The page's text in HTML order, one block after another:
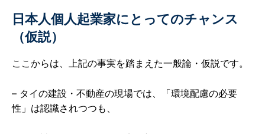
日本人個人起業家にとってのチャンス
（仮説）
ここからは、上記の事実を踏まえた一般論・仮説です。
– タイの建設・不動産の現場では、「環境配慮の必要
性」は認識されつつも、